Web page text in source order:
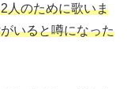
人のために歌いま
いると噂になった